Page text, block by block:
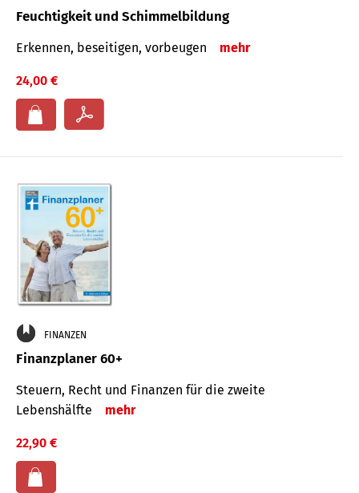
Feuchtigkeit und Schimmelbildung
Erkennen, beseitigen, vorbeugen mehr
24,00 €
FINANZEN
Finanzplaner 60+
Steuern, Recht und Finanzen für die zweite
Lebenshälfte
mehr
22,90 €